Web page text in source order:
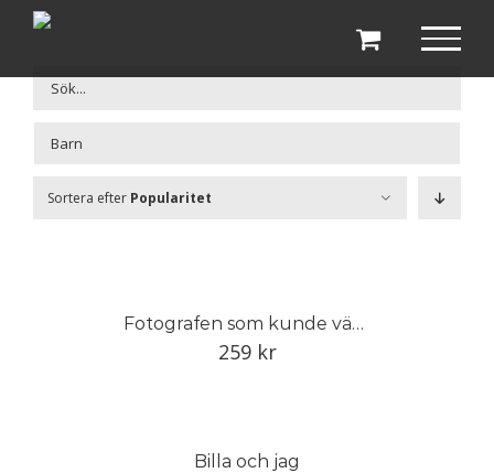
Fortsätt
Sortera efter Popularitet
Fotografen som kunde vänta
259 kr
Billa och jag